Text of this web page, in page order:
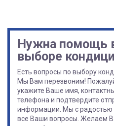
Нужна помощь
выборе
Есть вопросы по выбору
Мы Вам перезвоним!
укажите Ваше имя,
телефона и подтвердите
информации. Мы с радостью
все Ваши вопросы. Желаем